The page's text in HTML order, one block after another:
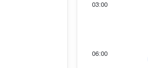
03:00
06:00